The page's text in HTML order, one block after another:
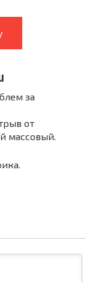
за
от
массовый.